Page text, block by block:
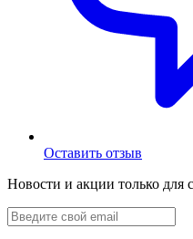
Оставить отзыв
Новости и акции только для